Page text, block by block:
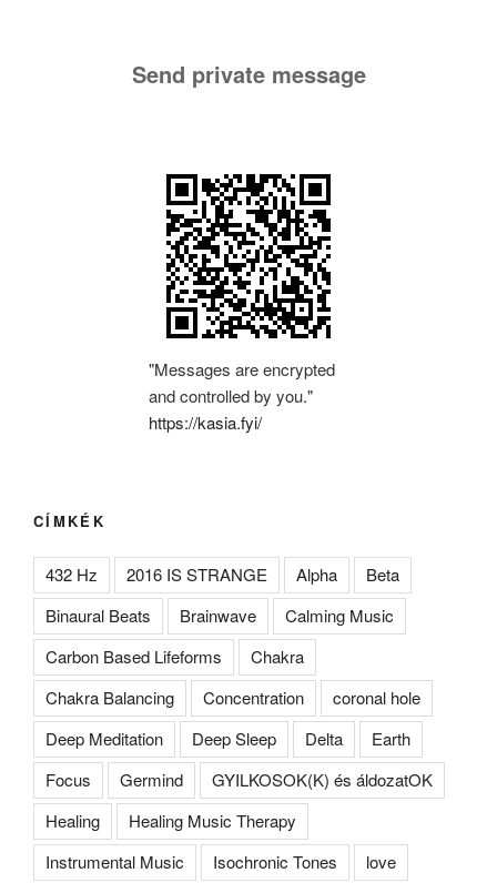
Send private message
"Messages are encrypted
and controlled by you."
https://kasia.fyi/
CÍMKÉK
432 Hz 2016 IS STRANGE Alpha
Beta
Binaural Beats
Brainwave
Calming Music
Carbon Based Lifeforms
Chakra
Chakra Balancing
Concentration
coronal hole
Deep Meditation
Deep Sleep Delta
Earth
Focus
Germind
GYILKOSOK(K) és áldozatOK
Healing
Healing Music Therapy
Instrumental Music
Isochronic Tones love